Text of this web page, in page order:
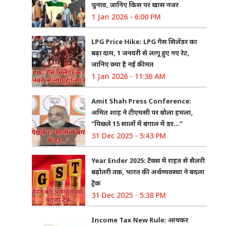
चुनाव, जानिए किस पर खास नजर
1 Jan 2026 - 6:00 PM
LPG Price Hike: LPG गैस सिलेंडर का
बढ़ा दाम, 1 जनवरी से लागू हुए नए रेट,
जानिए क्या है नई कीमत
1 Jan 2026 - 11:36 AM
Amit Shah Press Conference:
अमित शाह ने टीएमसी पर बोला हमला,
“पिछले 15 सालों में बंगाल में डर…”
31 Dec 2025 - 5:43 PM
Year Ender 2025: टैक्स में राहत से सैलरी
बढ़ोतरी तक, भारत की अर्थव्यवस्था ने बदला
ट्रैक
31 Dec 2025 - 5:38 PM
Income Tax New Rule: आयकर